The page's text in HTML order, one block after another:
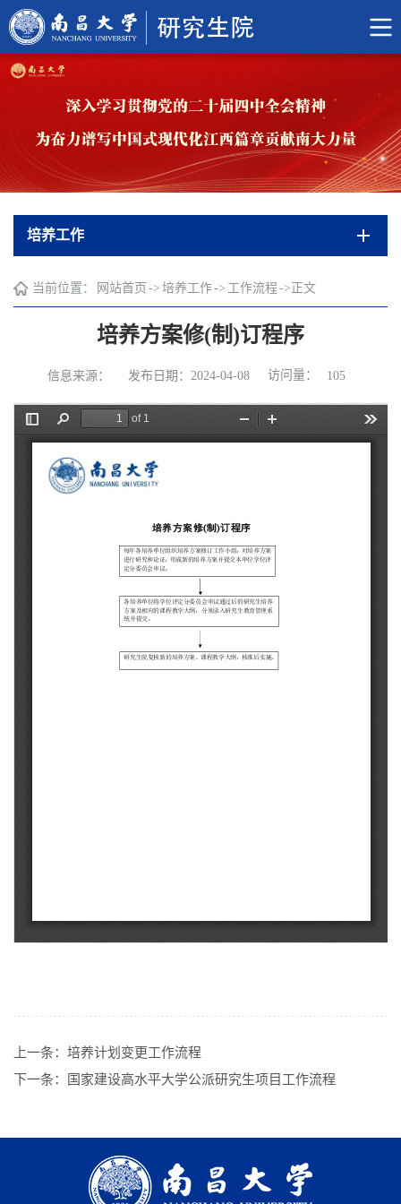
培养工作
当前位置： 网站首页 -> 培养工作-> 工作流程 -> 正文
培养方案修(制)订程序
信息来源： 发布日期：2024-04-08 访问量： 105
上一条： 培养计划变更工作流程
下一条：
国家建设高水平大学公派研究生项目工作流程